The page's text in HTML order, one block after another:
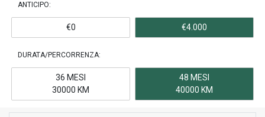
ANTICIPO:
€0 €4.000
DURATA/PERCORRENZA:
36 MESI
30000 KM
48 MESI
40000 KM